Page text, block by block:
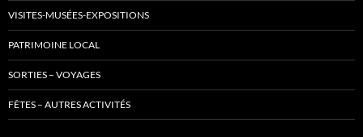
VISITES-MUSÉES-EXPOSITIONS
PATRIMOINE LOCAL
SORTIES – VOYAGES
FÊTES – AUTRES ACTIVITÉS